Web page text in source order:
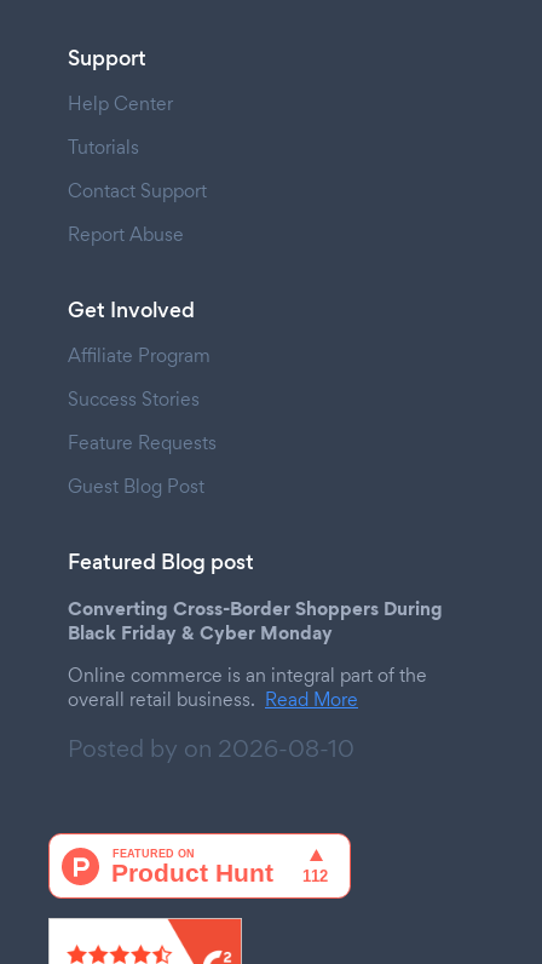
Support
Help Center
Tutorials
Contact Support
Report Abuse
Get Involved
Affiliate Program
Success Stories
Feature Requests
Guest Blog Post
Featured Blog post
Converting Cross-Border Shoppers During
Black Friday & Cyber Monday
Online commerce is an integral part of the
overall retail business. Read More
Posted by on 2026-08-10